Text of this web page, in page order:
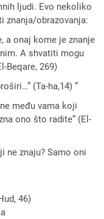
ljudi. Evo nekoliko
znanja/obrazovanja:
a onaj kome je znanje
A shvatiti mogu
Beqare, 269)
(Ta-ha,14) ”
među vama koji
ono što radite” (El-
ne znaju? Samo oni
46)